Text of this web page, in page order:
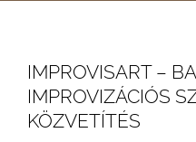
IMPROVISART –
IMPROVIZÁCIÓS
KÖZVETÍTÉS